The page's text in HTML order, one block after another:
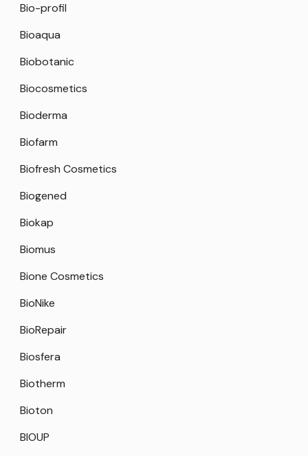
Bio-profil
Bioaqua
Biobotanic
Biocosmetics
Bioderma
Biofarm
Biofresh Cosmetics
Biogened
Biokap
Biomus
Bione Cosmetics
BioNike
BioRepair
Biosfera
Biotherm
Bioton
BIOUP